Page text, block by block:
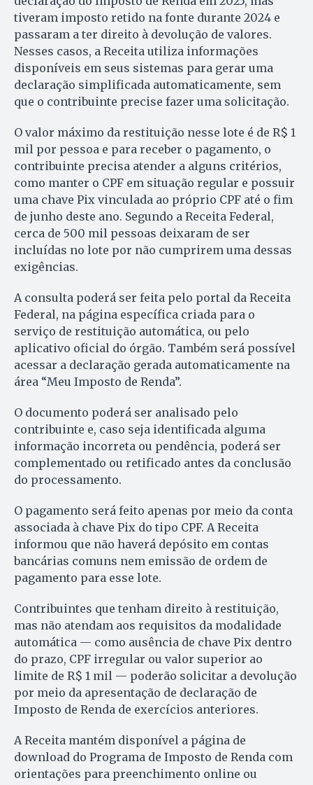
tiveram imposto retido na fonte durante 2024 e
passaram a ter direito à devolução de valores.
Nesses casos, a Receita utiliza informações
disponíveis em seus sistemas para gerar uma
declaração simplificada automaticamente, sem
que o contribuinte precise fazer uma solicitação.
O valor máximo da restituição nesse lote é de R$ 1
mil por pessoa e para receber o pagamento, o
contribuinte precisa atender a alguns critérios,
como manter o CPF em situação regular e possuir
uma chave Pix vinculada ao próprio CPF até o fim
de junho deste ano. Segundo a Receita Federal,
cerca de 500 mil pessoas deixaram de ser
incluídas no lote por não cumprirem uma dessas
exigências.
A consulta poderá ser feita pelo portal da Receita
Federal, na página específica criada para o
serviço de restituição automática, ou pelo
aplicativo oficial do órgão. Também será possível
acessar a declaração gerada automaticamente na
área “Meu Imposto de Renda”.
O documento poderá ser analisado pelo
contribuinte e, caso seja identificada alguma
informação incorreta ou pendência, poderá ser
complementado ou retificado antes da conclusão
do processamento.
O pagamento será feito apenas por meio da conta
associada à chave Pix do tipo CPF. A Receita
informou que não haverá depósito em contas
bancárias comuns nem emissão de ordem de
pagamento para esse lote.
Contribuintes que tenham direito à restituição,
mas não atendam aos requisitos da modalidade
automática — como ausência de chave Pix dentro
do prazo, CPF irregular ou valor superior ao
limite de R$ 1 mil — poderão solicitar a devolução
por meio da apresentação de declaração de
Imposto de Renda de exercícios anteriores.
A Receita mantém disponível a página de
download do Programa de Imposto de Renda com
orientações para preenchimento online ou